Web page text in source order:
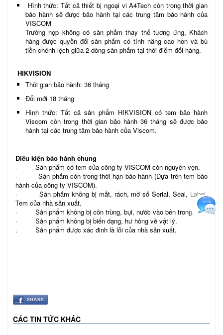
Hình thức: Tất cả thiết bị ngoại vi A4Tech còn trong thời gian
bảo hành sẽ được bảo hành tại các trung tâm bảo hành của
VISCOM
Trường hợp không có sản phẩm thay thế tương ứng, Khách
hàng được quyền đổi sản phẩm có tính năng cao hơn và bù
tiền chênh lệch giữa 2 dòng sản phẩm tại thời điểm đổi hàng.
HIKVISION
Thời gian bảo hành: 36 tháng
Đổi mới 18 tháng
Hình thức: Tất cả sản phẩm HIKVISION có tem bảo hành
Viscom còn trong thời gian bảo hành 36 tháng sẽ được bảo
hành tại các trung tâm bảo hành của Viscom.
Điều kiện bảo hành chung
· Sản phẩm có tem của công ty VISCOM còn nguyên vẹn.
· Sản phẩm còn trong thời hạn bảo hành (Dựa trên tem bảo
hành của công ty VISCOM).
· Sản phẩm không bị mất, rách, mờ số Serial, Seal, Label,
Tem của nhà sản xuất.
· Sản phẩm không bị côn trùng, bụi, nước vào bên trong.
· Sản phẩm không bị biến dạng, hư hỏng về vật lý.
. Sản phẩm được xác đinh là lỗi của nhà sản xuất.
CÁC TIN TỨC KHÁC